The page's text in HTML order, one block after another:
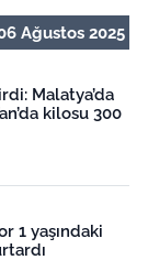
Ağustos 2025
Malatya’da
kilosu 300
1 yaşındaki